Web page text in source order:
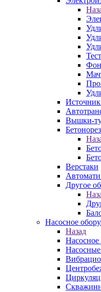
Вышки-
Верстаки
Другое
Насосное
Назад
Насосное